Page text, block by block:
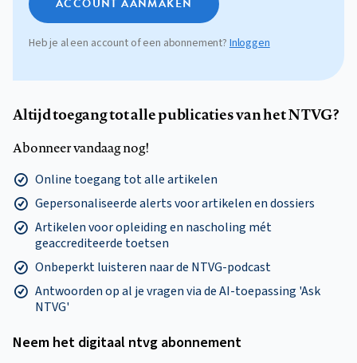
ACCOUNT AANMAKEN
Heb je al een account of een abonnement?Inloggen
Altijd toegang tot alle publicaties van het NTVG?
Abonneer vandaag nog!
Online toegang tot alle artikelen
Gepersonaliseerde alerts voor artikelen en dossiers
Artikelen voor opleiding en nascholing mét
geaccrediteerde toetsen
Onbeperkt luisteren naar de NTVG-podcast
Antwoorden op al je vragen via de AI-toepassing 'Ask
NTVG'
Neem het digitaal ntvg abonnement